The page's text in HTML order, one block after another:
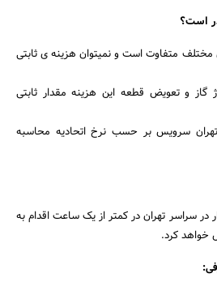
است؟
متفاوت است و نمیتوان هزینه ی ثابتی
گاز و تعویض قطعه این هزینه مقدار ثابتی
سرویس بر حسب نرخ اتحادیه محاسبه
در سراسر تهران در کمتر از یک ساعت اقدام به
خواهد کرد.